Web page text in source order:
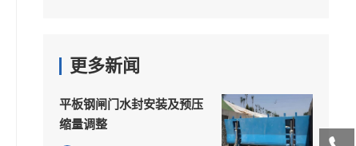
更多新闻
平板钢闸门水封安装及预压
缩量调整